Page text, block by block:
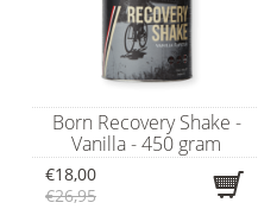
Born Recovery Shake -
Vanilla - 450 gram
€18,00
€26,95